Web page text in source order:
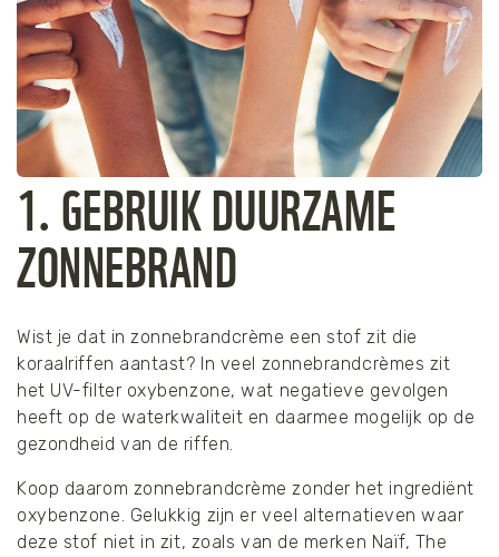
1. GEBRUIK DUURZAME
ZONNEBRAND
Wist je dat in zonnebrandcrème een stof zit die
koraalriffen aantast? In veel zonnebrandcrèmes zit
het UV-filter oxybenzone, wat negatieve gevolgen
heeft op de waterkwaliteit en daarmee mogelijk op de
gezondheid van de riffen.
Koop daarom zonnebrandcrème zonder het ingrediënt
oxybenzone. Gelukkig zijn er veel alternatieven waar
deze stof niet in zit, zoals van de merken Naïf, The
Tijger
Walvis
IJsbeer
Zeeschildpad